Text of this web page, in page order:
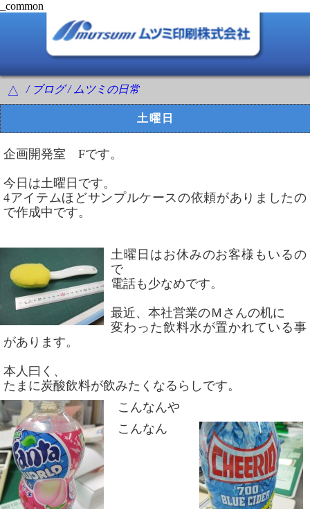
_common
△ / ブログ / ムツミの日常
土曜日
企画開発室 Fです。
今日は土曜日です。
4アイテムほどサンプルケースの依頼がありましたの
で作成中です。
土曜日はお休みのお客様もいるの
で
電話も少なめです。
最近、本社営業のＭさんの机に
変わった飲料水が置かれている事
があります。
本人曰く、
たまに炭酸飲料が飲みたくなるらしです。
こんなんや
こんなん